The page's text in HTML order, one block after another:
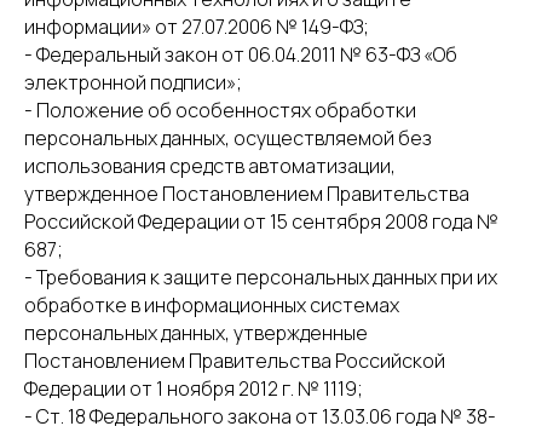
информации» от 27.07.2006 № 149-ФЗ;
- Федеральный закон от 06.04.2011 № 63-ФЗ «Об
электронной подписи»;
- Положение об особенностях обработки
персональных данных, осуществляемой без
использования средств автоматизации,
утвержденное Постановлением Правительства
Российской Федерации от 15 сентября 2008 года №
687;
- Требования к защите персональных данных при их
обработке в информационных системах
персональных данных, утвержденные
Постановлением Правительства Российской
Федерации от 1 ноября 2012 г. № 1119;
- Ст. 18 Федерального закона от 13.03.06 года № 38-